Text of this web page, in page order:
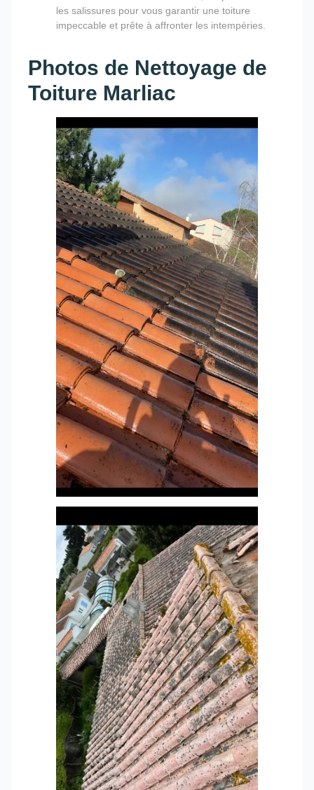
les salissures pour vous garantir une toiture
impeccable et prête à affronter les intempéries.
Photos de Nettoyage de
Toiture Marliac